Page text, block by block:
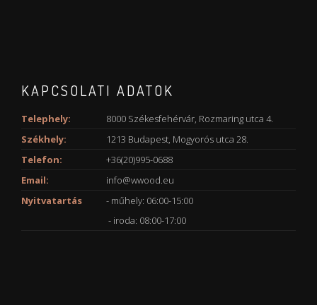
KAPCSOLATI ADATOK
Telephely:
8000 Székesfehérvár, Rozmaring utca 4.
Székhely:
1213 Budapest, Mogyorós utca 28.
Telefon:
+36(20)995-0688
Email:
info@wwood.eu
Nyitvatartás
- műhely: 06:00-15:00
- iroda: 08:00-17:00